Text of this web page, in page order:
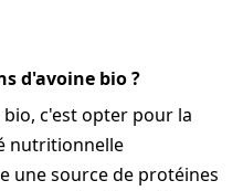
d'avoine bio ?
c'est opter pour la
nutritionnelle
une source de protéines